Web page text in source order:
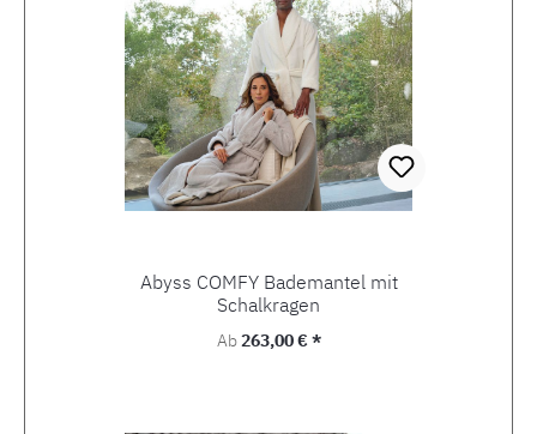
Abyss COMFY Bademantel mit
Schalkragen
Regulärer Preis:
Ab263,00 € *